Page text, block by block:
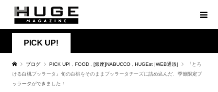
PICK UP!
ブログ PICK UP! FOOD [銀座]NABUCCO HUGEst |WEB通販|
『とろ
ける白桃ブッラータ』旬の白桃をそのままブッラータチーズに詰め込んだ、季節限定ブ
ッラータができました！